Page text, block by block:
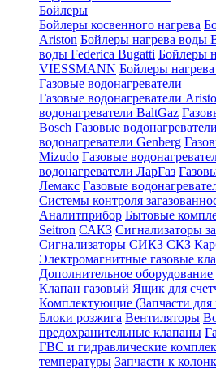
Бойлеры
Бойлеры косвенного нагрева
Ariston Бойлеры нагрева воды
воды Federica Bugatti Бойлеры
VIESSMANN Бойлеры
Газовые водонагреватели
Газовые водонагреватели
водонагреватели BaltGaz
Bosch Газовые
водонагреватели Genberg
Mizudo Газовые
водонагреватели ЛарГаз
Лемакс Газовые
Системы контроля
Аналитприбор Бытовые
Seitron САКЗ Сигнализаторы
Сигнализаторы СИКЗ СКЗ
Электромагнитные газовые
Дополнительное
Клапан газовый Ящик для
Комплектующие (Запчасти для
Блоки розжига Вентиляторы
предохранительные клапаны
ГВС и гидравлические
температуры Запчасти к